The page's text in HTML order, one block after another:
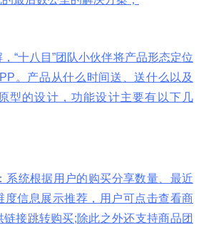
“十八目”团队小伙伴将产品形态定位
。产品从什么时间送、送什么以及
型的设计，功能设计主要有以下几
：系统根据用户的购买分享数量、最近
度信息展示推荐，用户可点击查看商
接跳转购买;除此之外还支持商品团